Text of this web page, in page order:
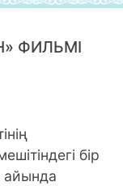
ФИЛЬМІ
бір
айында